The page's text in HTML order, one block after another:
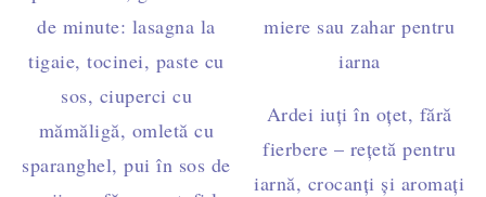
Ardei iuți în oțet, fără
fierbere – rețetă pentru
iarnă, crocanți și aromați